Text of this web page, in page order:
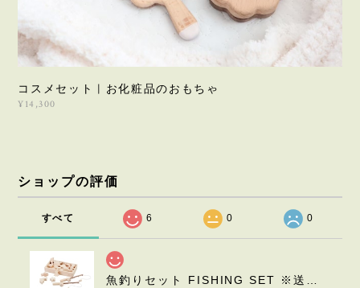
コスメセット | お化粧品のおもちゃ
¥14,300
ショップの評価
すべて 6 0 0